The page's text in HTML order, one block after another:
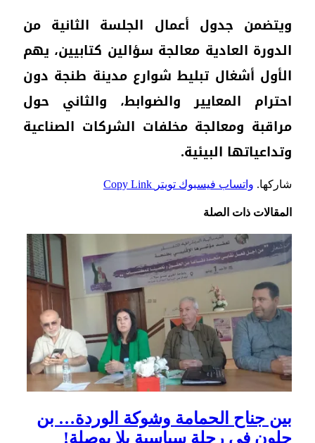
ويتضمن جدول أعمال الجلسة الثانية من
الدورة العادية معالجة سؤالين كتابيين، يهم
الأول أشغال تبليط شوارع مدينة طنجة دون
احترام المعايير والضوابط، والثاني حول
مراقبة ومعالجة مخلفات الشركات الصناعية
وتداعياتها البيئية.
شاركها. واتساب فيسبوك تويتر Copy Link
المقالاتذات الصلة
بين جناح الحمامة وشوكة الوردة… بن
جلون في رحلة سياسية بلا بوصلة!